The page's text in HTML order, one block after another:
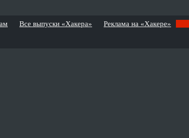
Все выпуски «Хакера» Реклама на «Хакере»